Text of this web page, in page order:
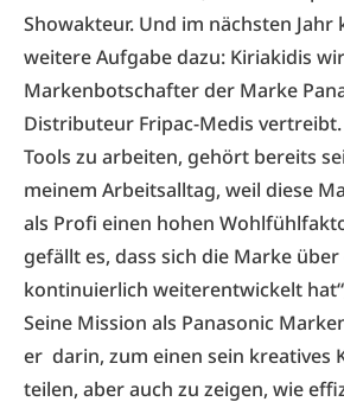
Showakteur. Und im nächsten Jahr
weitere Aufgabe dazu: Kiriakidis
Markenbotschafter der Marke
Distributeur Fripac-Medis vertreibt.
Tools zu arbeiten, gehört bereits
meinem Arbeitsalltag, weil diese
als Profi einen hohen
gefällt es, dass sich die Marke über
kontinuierlich weiterentwickelt
Seine Mission als Panasonic
er darin, zum einen sein kreatives
teilen, aber auch zu zeigen, wie